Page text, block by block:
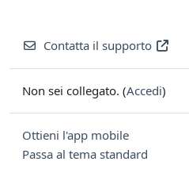
Contatta il supporto
Non sei collegato. (Accedi)
Ottieni l'app mobile
Passa al tema standard